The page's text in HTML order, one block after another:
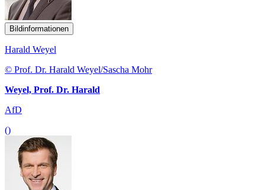
Bildinformationen
Harald Weyel
© Prof. Dr. Harald Weyel/Sascha Mohr
Weyel, Prof. Dr. Harald
AfD
()